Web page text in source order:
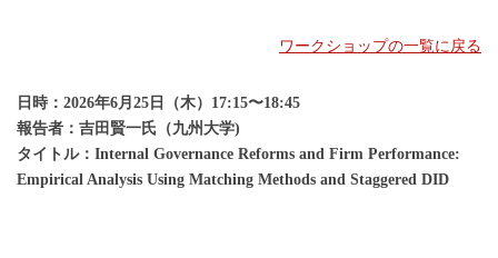
ワークショップの一覧に戻る
日時：2026年6月25日（木）17:15〜18:45
報告者：吉田賢一氏（九州大学)
タイトル： Internal Governance Reforms and Firm Performance:
Empirical Analysis Using Matching Methods and Staggered DID